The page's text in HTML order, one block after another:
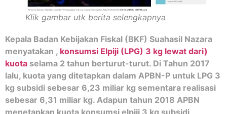
Klik gambar utk berita selengkapnya
Kepala Badan Kebijakan Fiskal (BKF) Suahasil Nazara
menyatakan , konsumsi Elpiji (LPG) 3 kg lewat dari)
kuota selama 2 tahun berturut-turut. Di Tahun 2017
lalu, kuota yang ditetapkan dalam APBN-P untuk LPG 3
kg subsidi sebesar 6,23 miliar kg sementara realisasi
sebesar 6,31 miliar kg. Adapun tahun 2018 APBN
menetapkan kuota konsumsi elpiji 3 kg subsidi